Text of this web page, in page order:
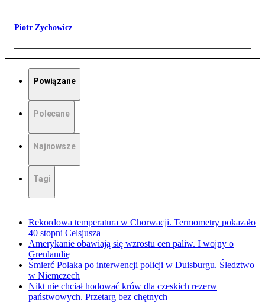
Piotr Zychowicz
Powiązane
Polecane
Najnowsze
Tagi
Rekordowa temperatura w Chorwacji. Termometry pokazało
40 stopni Celsjusza
Amerykanie obawiają się wzrostu cen paliw. I wojny o
Grenlandię
Śmierć Polaka po interwencji policji w Duisburgu. Śledztwo
w Niemczech
Nikt nie chciał hodować krów dla czeskich rezerw
państwowych. Przetarg bez chętnych